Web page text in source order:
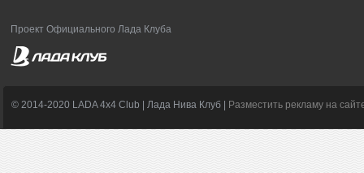
Проект Официального Лада Клуба
© 2014-2020 LADA 4x4 Club | Лада Нива Клуб | Разместить рекламу на